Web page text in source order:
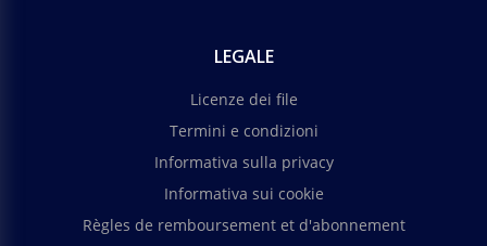
LEGALE
Licenze dei file
Termini e condizioni
Informativa sulla privacy
Informativa sui cookie
Règles de remboursement et d'abonnement